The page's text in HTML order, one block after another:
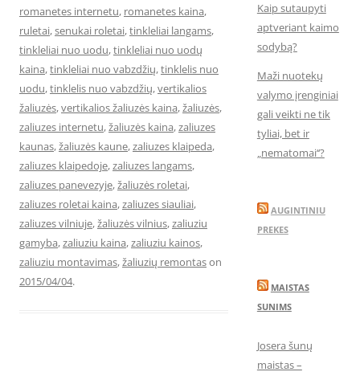
romanetes internetu, romanetes kaina,
ruletai,senukai roletai,tinkleliai langams,
tinkleliai nuo uodu,tinkleliai nuo uodų
kaina,tinkleliai nuo vabzdžių,tinklelis nuo
uodu,tinklelis nuo vabzdžių,vertikalios
žaliuzės,vertikalios žaliuzės kaina,žaliuzės,
zaliuzes internetu,žaliuzės kaina,zaliuzes
kaunas,žaliuzės kaune,zaliuzes klaipeda,
zaliuzes klaipedoje,zaliuzes langams,
zaliuzes panevezyje,žaliuzės roletai,
zaliuzes roletai kaina,zaliuzes siauliai,
zaliuzes vilniuje,žaliuzės vilnius,zaliuziu
gamyba,zaliuziu kaina,zaliuziu kainos,
zaliuziu montavimas,žaliuzių remontason
2015/04/04.
Kaip sutaupyti
aptveriant kaimo
sodybą?
Maži nuotekų
valymo įrenginiai
gali veikti ne tik
tyliai, bet ir
„nematomai‘‘?
AUGINTINIU
PREKES
MAISTAS
SUNIMS
Josera šunų
maistas –